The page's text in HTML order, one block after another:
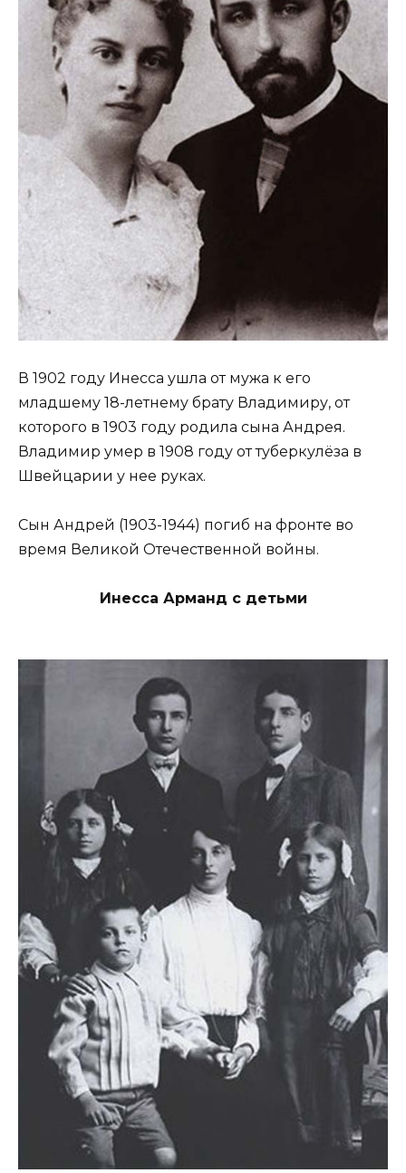
В 1902 году Инесса ушла от мужа к его
младшему 18-летнему брату Владимиру, от
которого в 1903 году родила сына Андрея.
Владимир умер в 1908 году от туберкулёза в
Швейцарии у нее руках.
Сын Андрей (1903-1944) погиб на фронте во
время Великой Отечественной войны.
Инесса Арманд с детьми